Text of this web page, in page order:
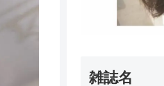
雑誌名